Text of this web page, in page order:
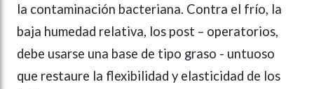
la contaminación bacteriana. Contra el frío, la
baja humedad relativa, los post – operatorios,
debe usarse una base de tipo graso - untuoso
que restaure la flexibilidad y elasticidad de los